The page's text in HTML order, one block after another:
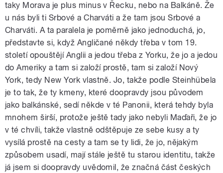
taky Morava je plus minus v Řecku, nebo na Balkáně. Že
u nás byli ti Srbové a Charváti a že tam jsou Srbové a
Charváti. A ta paralela je poměrně jako jednoduchá, jo,
představte si, když Angličané někdy třeba v tom 19.
století opouštějí Anglii a jedou třeba z Yorku, že jo a jedou
do Ameriky a tam si založí prostě, tam si založí Nový
York, tedy New York vlastně. Jo, takže podle Steinhübela
je to tak, že ty kmeny, které doopravdy jsou původem
jako balkánské, sedí někde v té Panonii, která tehdy byla
mnohem širší, protože ještě tady jako nebyli Maďaři, že jo
v té chvíli, takže vlastně odštěpuje ze sebe kusy a ty
vysílá prostě na cesty a tam se ty lidi, že jo, nějakým
způsobem usadí, mají stále ještě tu starou identitu, takže
já jsem si doopravdy uvědomil, že značná část českých